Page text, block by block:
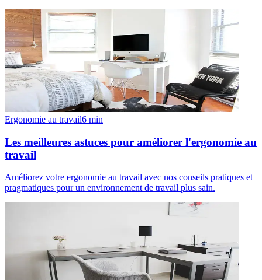
Ergonomie au travail6 min
Les meilleures astuces pour améliorer l'ergonomie au
travail
Améliorez votre ergonomie au travail avec nos conseils pratiques et
pragmatiques pour un environnement de travail plus sain.